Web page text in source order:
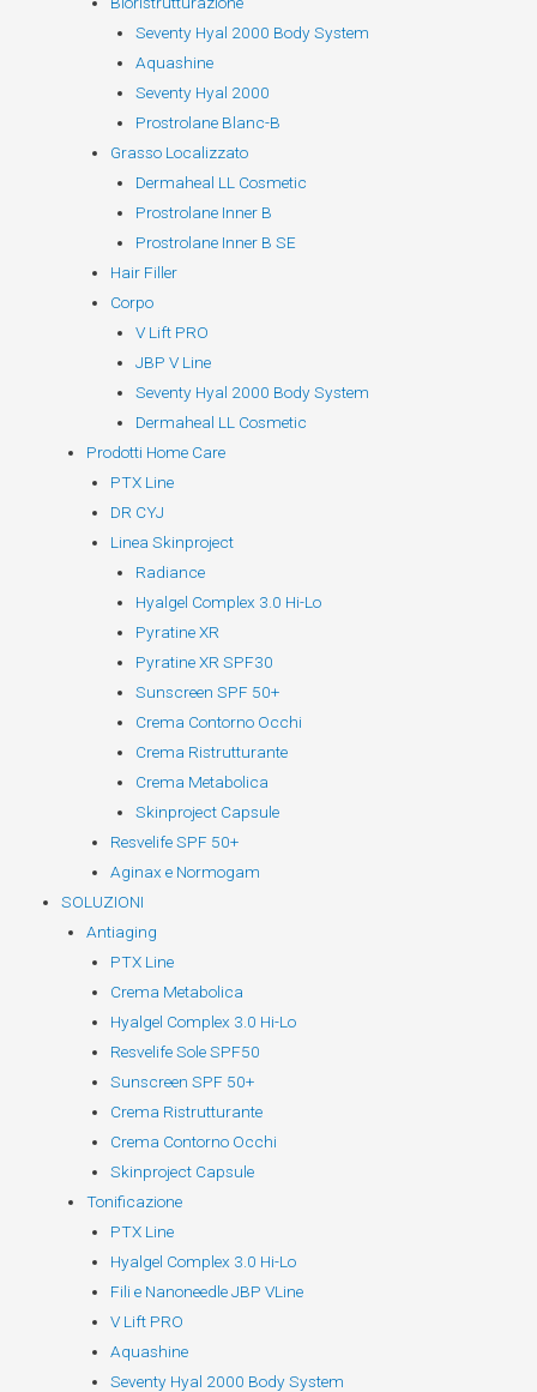
Seventy Hyal 2000 Body System
Aquashine
Seventy Hyal 2000
Prostrolane Blanc-B
Grasso Localizzato
Dermaheal LL Cosmetic
Prostrolane Inner B
Prostrolane Inner B SE
Hair Filler
Corpo
V Lift PRO
JBP V Line
Seventy Hyal 2000 Body System
Dermaheal LL Cosmetic
Prodotti Home Care
PTX Line
DR CYJ
Linea Skinproject
Radiance
Hyalgel Complex 3.0 Hi-Lo
Pyratine XR
Pyratine XR SPF30
Sunscreen SPF 50+
Crema Contorno Occhi
Crema Ristrutturante
Crema Metabolica
Skinproject Capsule
Resvelife SPF 50+
Aginax e Normogam
SOLUZIONI
Antiaging
PTX Line
Crema Metabolica
Hyalgel Complex 3.0 Hi-Lo
Resvelife Sole SPF50
Sunscreen SPF 50+
Crema Ristrutturante
Crema Contorno Occhi
Skinproject Capsule
Tonificazione
PTX Line
Hyalgel Complex 3.0 Hi-Lo
Fili e Nanoneedle JBP VLine
V Lift PRO
Aquashine
Seventy Hyal 2000 Body System